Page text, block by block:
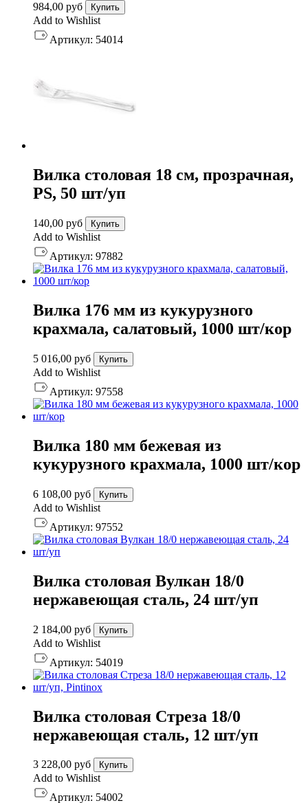
984,00 руб Купить
Add to Wishlist
Артикул: 54014
Вилка столовая 18 см, прозрачная,
PS, 50 шт/уп
140,00 руб Купить
Add to Wishlist
Артикул: 97882
Вилка 176 мм из кукурузного
крахмала, салатовый, 1000 шт/кор
5 016,00 руб Купить
Add to Wishlist
Артикул: 97558
Вилка 180 мм бежевая из
кукурузного крахмала, 1000 шт/кор
6 108,00 руб Купить
Add to Wishlist
Артикул: 97552
Вилка столовая Вулкан 18/0
нержавеющая сталь, 24 шт/уп
2 184,00 руб Купить
Add to Wishlist
Артикул: 54019
Вилка столовая Стреза 18/0
нержавеющая сталь, 12 шт/уп
3 228,00 руб Купить
Add to Wishlist
Артикул: 54002